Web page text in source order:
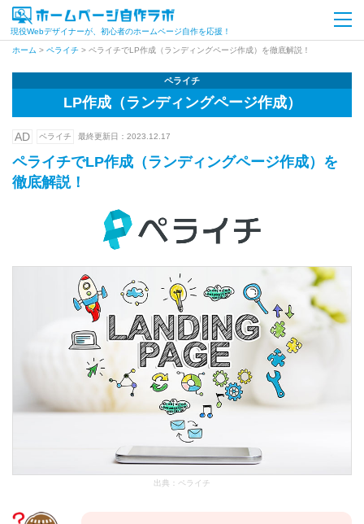
現役Webデザイナーが、初心者のホームページ自作を応援！
ホーム > ペライチ > ペライチでLP作成（ランディングページ作成）を徹底解説！
ペライチ
LP作成（ランディングページ作成）
AD ペライチ 最終更新日： 2023.12.17
ペライチでLP作成（ランディングページ作成）を
徹底解説！
出典： ペライチ